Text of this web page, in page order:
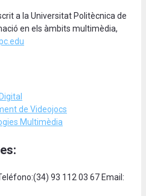
a la Universitat Politècnica de
en els àmbits multimèdia,
de Videojocs
Multimèdia
93 112 03 67 Email: